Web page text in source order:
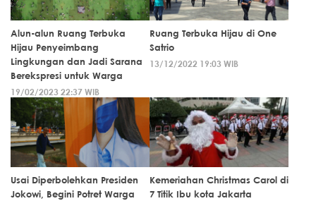
Alun-alun Ruang Terbuka
Hijau Penyeimbang
Lingkungan dan Jadi Sarana
Berekspresi untuk Warga
19/02/2023 22:37 WIB
Ruang Terbuka Hijau di One
Satrio
13/12/2022 19:03 WIB
Usai Diperbolehkan Presiden
Jokowi, Begini Potret Warga
Kemeriahan Christmas Carol di
7 Titik Ibu kota Jakarta